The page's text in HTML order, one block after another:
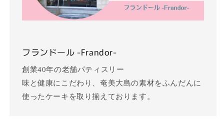
フランドール -Frandor-
創業40年の老舗パティスリー
味と健康にこだわり、奄美大島の素材をふんだんに
使ったケーキを取り揃えております。